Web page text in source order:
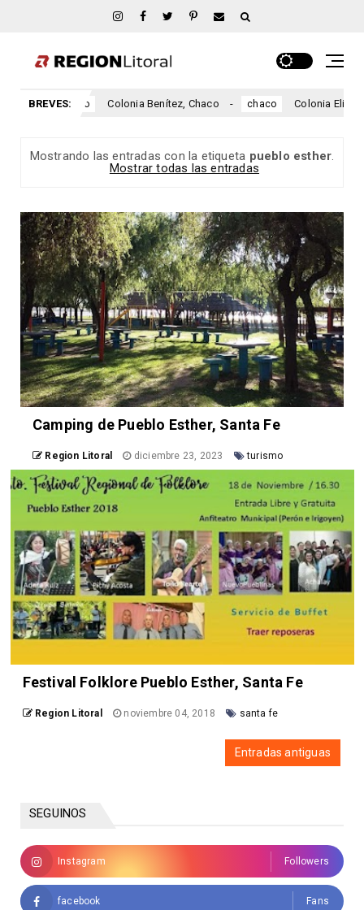
BREVES:
chaco Colonia Benítez, Chaco chaco Colonia Elisa,
Mostrando las entradas con la etiqueta pueblo esther.
Mostrar todas las entradas
Camping de Pueblo Esther, Santa Fe
Region Litoral diciembre 23, 2023 turismo
Festival Folklore Pueblo Esther, Santa Fe
Region Litoral noviembre 04, 2018 santa fe
Entradas antiguas
SEGUINOS
Instagram Followers
facebook Fans